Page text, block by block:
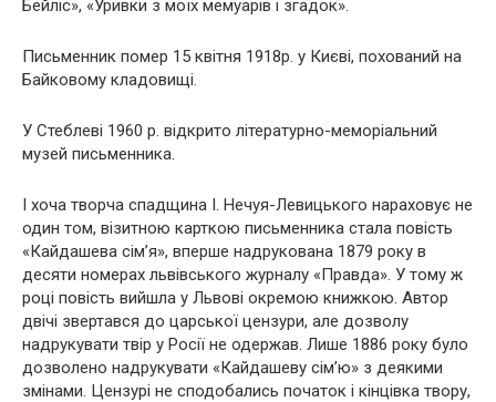
Бейліс», «Уривки з моїх мемуарів і згадок».
Письменник помер 15 квітня 1918р. у Києві, похований на
Байковому кладовищі.
У Стеблеві 1960 р. відкрито літературно-меморіальний
музей письменника.
І хоча творча спадщина І. Нечуя-Левицького нараховує не
один том, візитною карткою письменника стала повість
«Кайдашева сім’я», вперше надрукована 1879 року в
десяти номерах львівського журналу «Правда». У тому ж
році повість вийшла у Львові окремою книжкою. Автор
двічі звертався до царської цензури, але дозволу
надрукувати твір у Росії не одержав. Лише 1886 року було
дозволено надрукувати «Кайдашеву сім’ю» з деякими
змінами. Цензурі не сподобались початок і кінцівка твору,